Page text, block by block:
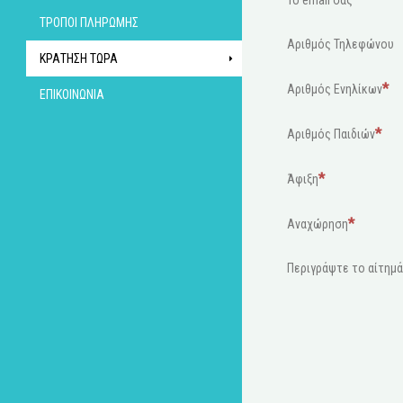
ΤΡΌΠΟΙ ΠΛΗΡΩΜΉΣ
ΚΡΆΤΗΣΗ ΤΏΡΑ
ΕΠΙΚΟΙΝΩΝΊΑ
Αριθμός Τηλεφώνου
Αριθμός Ενηλίκων
Αριθμός Παιδιών
Άφιξη
Αναχώρηση
Περιγράψτε το